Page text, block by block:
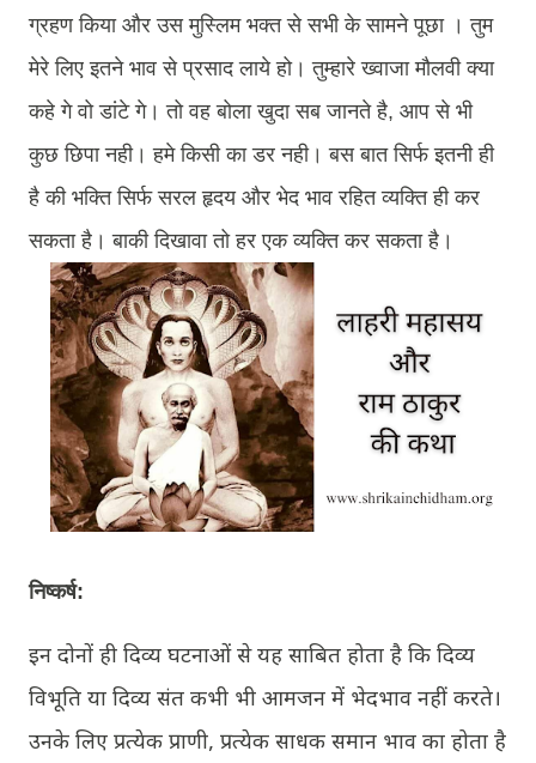
ग्रहण किया और उस मुस्लिम भक्त से सभी के सामने पूछा । तुम
मेरे लिए इतने भाव से प्रसाद लाये हो। तुम्हारे ख्वाजा मौलवी क्या
कहे गे वो डांटे गे। तो वह बोला खुदा सब जानते है, आप से भी
कुछ छिपा नही। हमे किसी का डर नही।बस बात सिर्फ इतनी ही
है की भक्ति सिर्फ सरल हृदय और भेद भाव रहित व्यक्ति ही कर
सकता है। बाकी दिखावा तो हर एक व्यक्ति कर सकता है।
निष्कर्ष:
इन दोनों ही दिव्य घटनाओं से यह साबित होता है कि दिव्य
विभूति या दिव्य संत कभी भी आमजन में भेदभाव नहीं करते।
उनके लिए प्रत्येक प्राणी, प्रत्येक साधक समान भाव का होता है